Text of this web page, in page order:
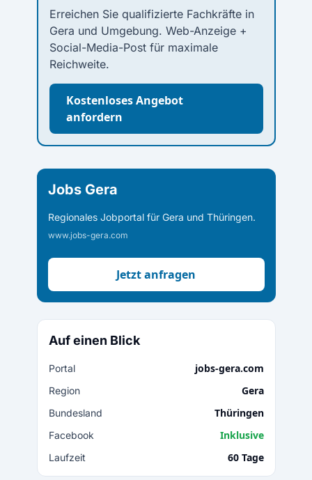
Erreichen Sie qualifizierte Fachkräfte in
Gera und Umgebung. Web-Anzeige +
Social-Media-Post für maximale
Reichweite.
Kostenloses Angebot
anfordern
Jobs Gera
Regionales Jobportal für Gera und Thüringen.
www.jobs-gera.com
Jetzt anfragen
Auf einen Blick
Portal jobs-gera.com
Region Gera
Bundesland Thüringen
Facebook Inklusive
Laufzeit 60 Tage